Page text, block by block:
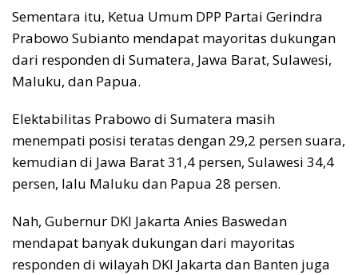
Sementara itu, Ketua Umum DPP Partai Gerindra
Prabowo Subianto mendapat mayoritas dukungan
dari responden di Sumatera, Jawa Barat, Sulawesi,
Maluku, dan Papua.
Elektabilitas Prabowo di Sumatera masih
menempati posisi teratas dengan 29,2 persen suara,
kemudian di Jawa Barat 31,4 persen, Sulawesi 34,4
persen, lalu Maluku dan Papua 28 persen.
Nah, Gubernur DKI Jakarta Anies Baswedan
mendapat banyak dukungan dari mayoritas
responden di wilayah DKI Jakarta dan Banten juga